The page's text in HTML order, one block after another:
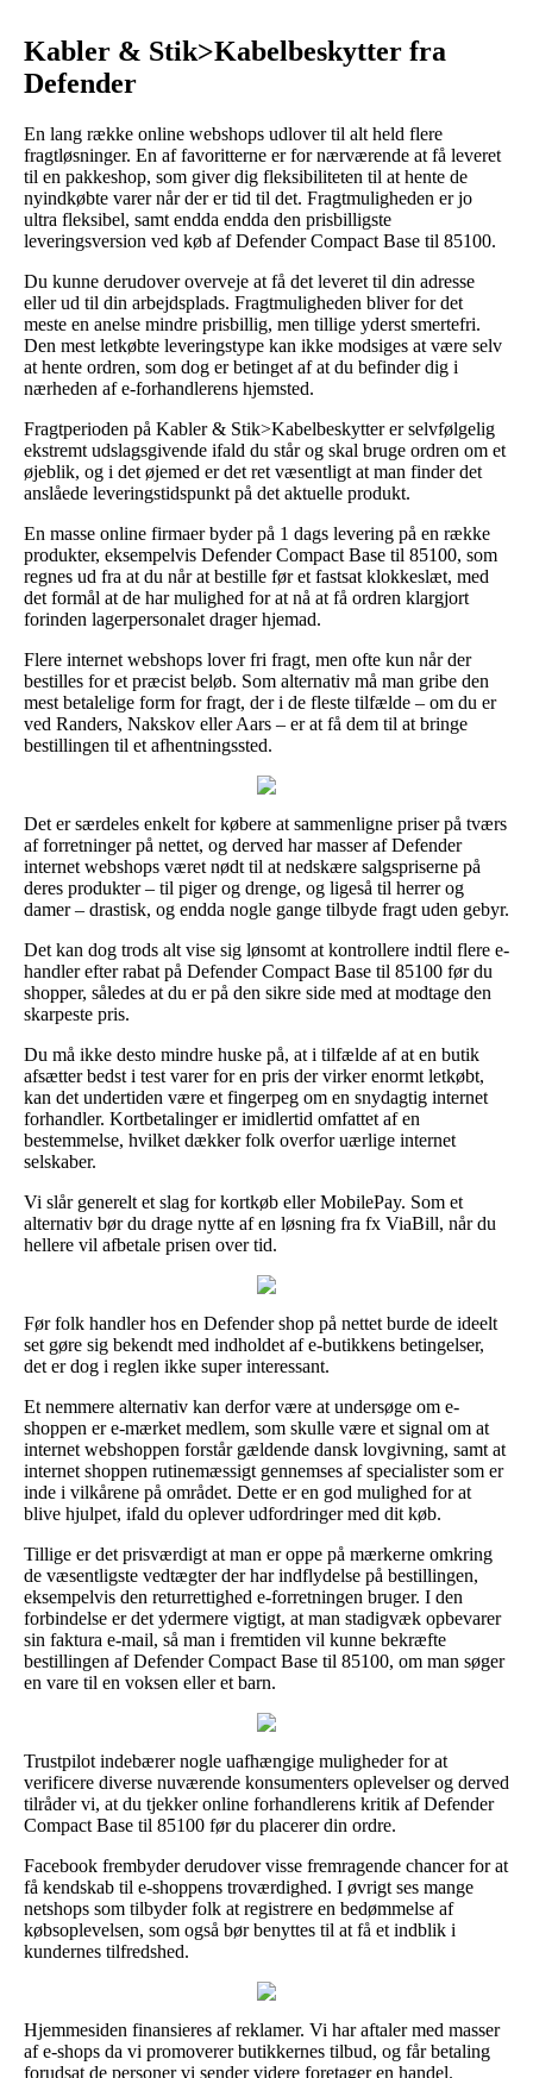
Kabler & Stik>Kabelbeskytter fra
Defender
En lang række online webshops udlover til alt held flere
fragtløsninger. En af favoritterne er for nærværende at få leveret
til en pakkeshop, som giver dig fleksibiliteten til at hente de
nyindkøbte varer når der er tid til det. Fragtmuligheden er jo
ultra fleksibel, samt endda endda den prisbilligste
leveringsversion ved køb af Defender Compact Base til 85100.
Du kunne derudover overveje at få det leveret til din adresse
eller ud til din arbejdsplads. Fragtmuligheden bliver for det
meste en anelse mindre prisbillig, men tillige yderst smertefri.
Den mest letkøbte leveringstype kan ikke modsiges at være selv
at hente ordren, som dog er betinget af at du befinder dig i
nærheden af e-forhandlerens hjemsted.
Fragtperioden på Kabler & Stik>Kabelbeskytter er selvfølgelig
ekstremt udslagsgivende ifald du står og skal bruge ordren om et
øjeblik, og i det øjemed er det ret væsentligt at man finder det
anslåede leveringstidspunkt på det aktuelle produkt.
En masse online firmaer byder på 1 dags levering på en række
produkter, eksempelvis Defender Compact Base til 85100, som
regnes ud fra at du når at bestille før et fastsat klokkeslæt, med
det formål at de har mulighed for at nå at få ordren klargjort
forinden lagerpersonalet drager hjemad.
Flere internet webshops lover fri fragt, men ofte kun når der
bestilles for et præcist beløb. Som alternativ må man gribe den
mest betalelige form for fragt, der i de fleste tilfælde – om du er
ved Randers, Nakskov eller Aars – er at få dem til at bringe
bestillingen til et afhentningssted.
Det er særdeles enkelt for købere at sammenligne priser på tværs
af forretninger på nettet, og derved har masser af Defender
internet webshops været nødt til at nedskære salgspriserne på
deres produkter – til piger og drenge, og ligeså til herrer og
damer – drastisk, og endda nogle gange tilbyde fragt uden gebyr.
Det kan dog trods alt vise sig lønsomt at kontrollere indtil flere e-
handler efter rabat på Defender Compact Base til 85100 før du
shopper, således at du er på den sikre side med at modtage den
skarpeste pris.
Du må ikke desto mindre huske på, at i tilfælde af at en butik
afsætter bedst i test varer for en pris der virker enormt letkøbt,
kan det undertiden være et fingerpeg om en snydagtig internet
forhandler. Kortbetalinger er imidlertid omfattet af en
bestemmelse, hvilket dækker folk overfor uærlige internet
selskaber.
Vi slår generelt et slag for kortkøb eller MobilePay. Som et
alternativ bør du drage nytte af en løsning fra fx ViaBill, når du
hellere vil afbetale prisen over tid.
Før folk handler hos en Defender shop på nettet burde de ideelt
set gøre sig bekendt med indholdet af e-butikkens betingelser,
det er dog i reglen ikke super interessant.
Et nemmere alternativ kan derfor være at undersøge om e-
shoppen er e-mærket medlem, som skulle være et signal om at
internet webshoppen forstår gældende dansk lovgivning, samt at
internet shoppen rutinemæssigt gennemses af specialister som er
inde i vilkårene på området. Dette er en god mulighed for at
blive hjulpet, ifald du oplever udfordringer med dit køb.
Tillige er det prisværdigt at man er oppe på mærkerne omkring
de væsentligste vedtægter der har indflydelse på bestillingen,
eksempelvis den returrettighed e-forretningen bruger. I den
forbindelse er det ydermere vigtigt, at man stadigvæk opbevarer
sin faktura e-mail, så man i fremtiden vil kunne bekræfte
bestillingen af Defender Compact Base til 85100, om man søger
en vare til en voksen eller et barn.
Trustpilot indebærer nogle uafhængige muligheder for at
verificere diverse nuværende konsumenters oplevelser og derved
tilråder vi, at du tjekker online forhandlerens kritik af Defender
Compact Base til 85100 før du placerer din ordre.
Facebook frembyder derudover visse fremragende chancer for at
få kendskab til e-shoppens troværdighed. I øvrigt ses mange
netshops som tilbyder folk at registrere en bedømmelse af
købsoplevelsen, som også bør benyttes til at få et indblik i
kundernes tilfredshed.
Hjemmesiden finansieres af reklamer. Vi har aftaler med masser
af e-shops da vi promoverer butikkernes tilbud, og får betaling
forudsat de personer vi sender videre foretager en handel.